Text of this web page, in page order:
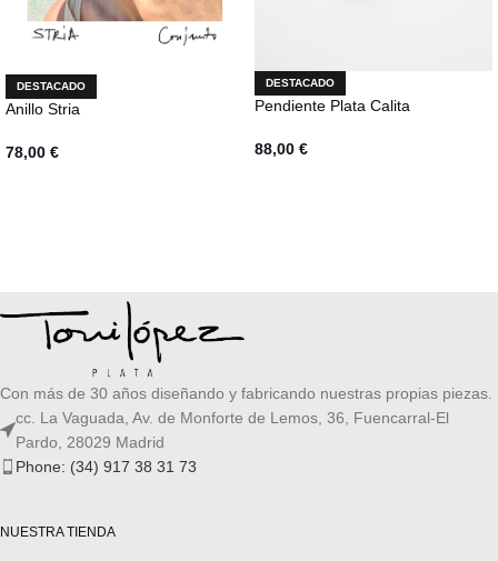
DESTACADO
Anillo Stria
78,00 €
DESTACADO
Pendiente Plata Calita
88,00 €
Con más de 30 años diseñando y fabricando nuestras propias piezas.
cc. La Vaguada, Av. de Monforte de Lemos, 36, Fuencarral-El
Pardo, 28029 Madrid
Phone: (34) 917 38 31 73
NUESTRA TIENDA